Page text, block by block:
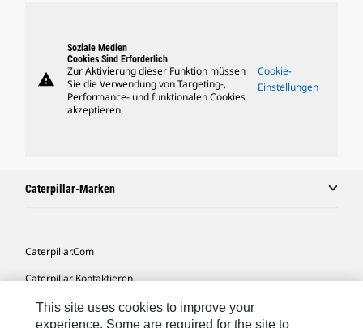
warning
Soziale Medien
Cookies Sind Erforderlich
Zur Aktivierung dieser Funktion müssen
Sie die Verwendung von Targeting-,
Performance- und funktionalen Cookies
akzeptieren.
Cookie-
Einstellungen
Caterpillar-Marken
Caterpillar.com
Caterpillar Kontaktieren
Meine Marketing-Präferenzen
This site uses cookies to improve your
experience. Some are required for the site to